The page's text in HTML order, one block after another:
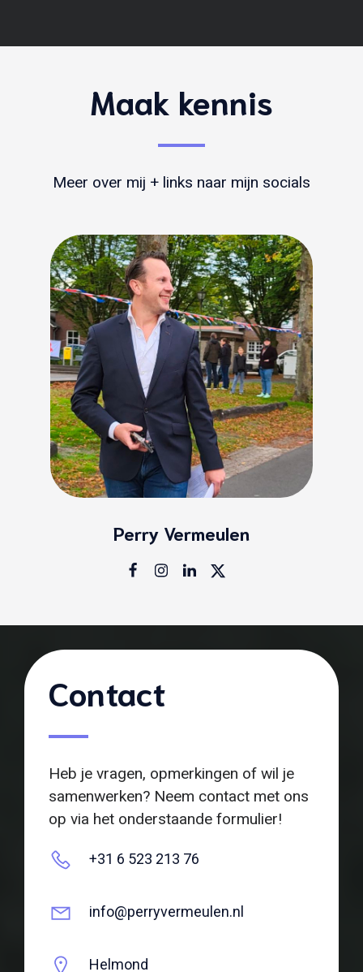
Maak kennis
Meer over mij + links naar mijn socials
Perry Vermeulen
Contact
Heb je vragen, opmerkingen of wil je
samenwerken? Neem contact met ons
op via het onderstaande formulier!
+31 6 523 213 76
info@perryvermeulen.nl
Helmond